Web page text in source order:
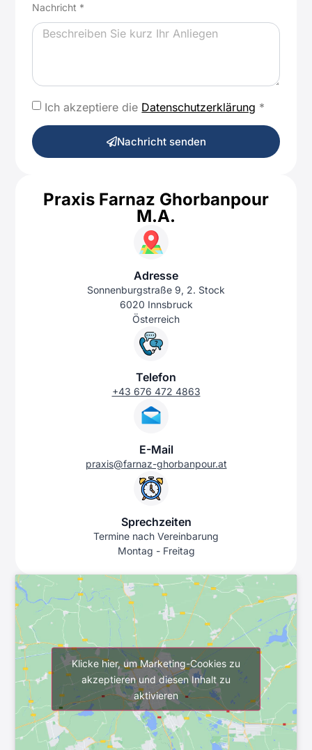
Nachricht *
Ich akzeptiere die Datenschutzerklärung *
Nachricht senden
Praxis Farnaz Ghorbanpour
M.A.
Adresse
Sonnenburgstraße 9, 2. Stock
6020 Innsbruck
Österreich
Telefon
+43 676 472 4863
E-Mail
praxis@farnaz-ghorbanpour.at
Sprechzeiten
Termine nach Vereinbarung
Montag - Freitag
Klicke hier, um Marketing-Cookies zu
akzeptieren und diesen Inhalt zu
aktivieren